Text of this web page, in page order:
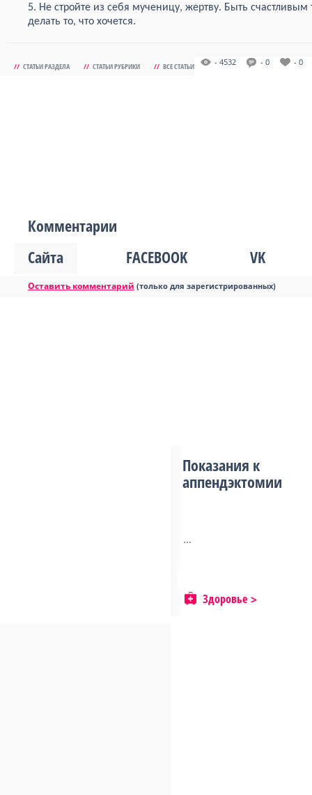
5. Не стройте из себя мученицу, жертву. Быть счастливым
делать то, что хочется.
// СТАТЬИ РАЗДЕЛА // СТАТЬИ РУБРИКИ // ВСЕ СТАТЬИ - 4532 - 0 - 0
Комментарии
Сайта
FACEBOOK VK
Оставить комментарий (только для зарегистрированных)
Показания к
аппендэктомии
...
Здоровье